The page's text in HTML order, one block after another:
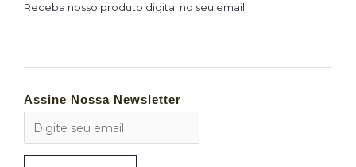
Receba nosso produto digital no seu email
Assine Nossa Newsletter